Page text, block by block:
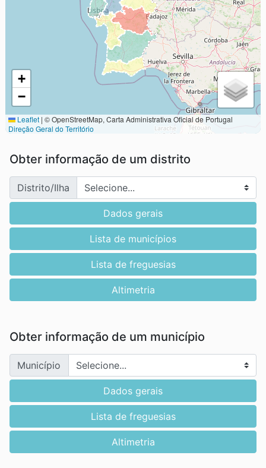
+
−
Leaflet | © OpenStreetMap, Carta Administrativa Oficial de Portugal
Direção Geral do Território
Obter informação de um distrito
Distrito/Ilha
Dados gerais
Lista de municípios
Lista de freguesias
Altimetria
Obter informação de um município
Município
Dados gerais
Lista de freguesias
Altimetria